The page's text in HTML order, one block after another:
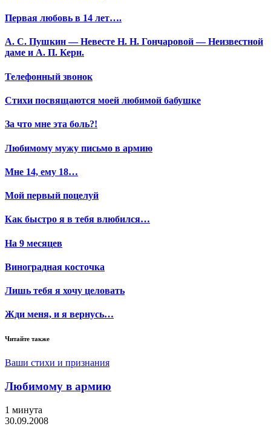
Первая любовь в 14 лет….
А. С. Пушкин — Невесте Н. Н. Гончаровой — Неизвестной
даме и А. П. Керн.
Телефонный звонок
Стихи посвящаются моей любимой бабушке
За что мне эта боль?!
Любимому мужу письмо в армию
Мне 14, ему 18…
Мой первый поцелуй
Как быстро я в тебя влюбился…
На 9 месяцев
Виноградная косточка
Лишь тебя я хочу целовать
Жди меня, и я вернусь…
Читайте также
Ваши стихи и признания
Любимому в армию
1 минута
30.09.2008